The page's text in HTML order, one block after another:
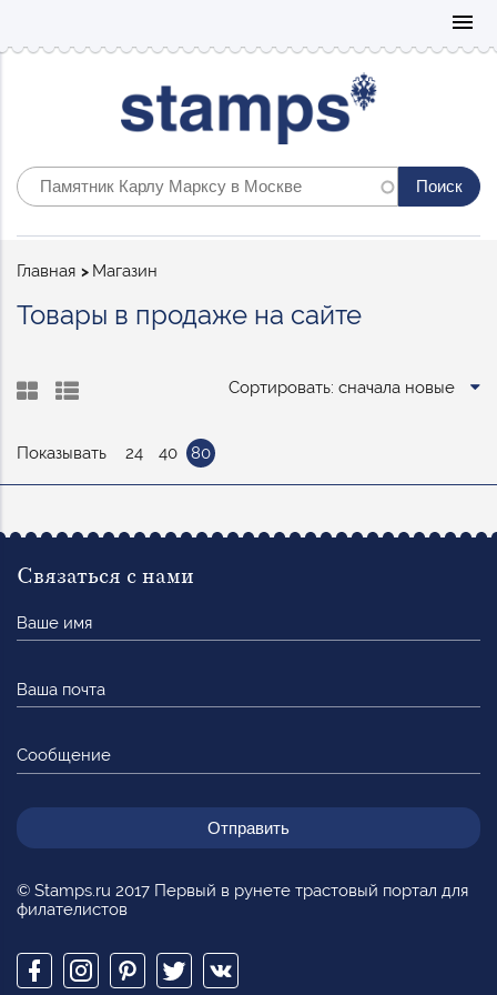
menu
Строка
Главная Магазин
Товары в продаже на сайте
Сортировать: сначала новые
Показывать 24 40 80
© Stamps.ru 2017 Первый в рунете трастовый портал для
филателистов
Связаться с нами
имя
почта
Сообщение